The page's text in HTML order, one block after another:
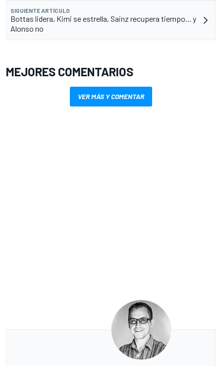
SIGUIENTE ARTÍCULO
Bottas lidera, Kimi se estrella, Sainz recupera tiempo... y
Alonso no
MEJORES COMENTARIOS
VER MÁS Y COMENTAR